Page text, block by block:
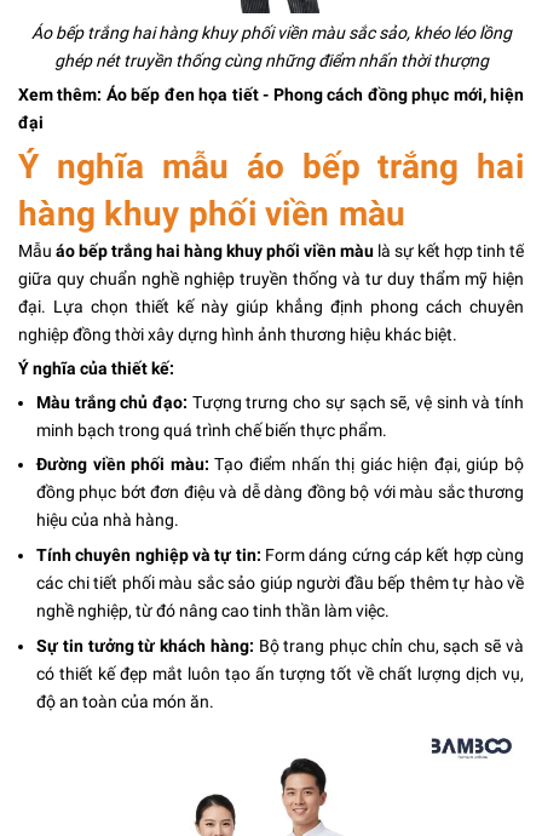
Áo bếp trắng hai hàng khuy phối viền màu sắc sảo, khéo léo lồng
ghép nét truyền thống cùng những điểm nhấn thời thượng
Xem thêm: Áo bếp đen họa tiết- Phong cách đồng phục mới, hiện
đại
Ý nghĩa mẫu áo bếp trắng hai
hàng khuy phối viền màu
Mẫu áo bếp trắng hai hàng khuy phối viền màu là sự kết hợp tinh tế
giữa quy chuẩn nghề nghiệp truyền thống và tư duy thẩm mỹ hiện
đại. Lựa chọn thiết kế này giúp khẳng định phong cách chuyên
nghiệp đồng thời xây dựng hình ảnh thương hiệu khác biệt.
Ý nghĩa của thiết kế:
Màu trắng chủ đạo: Tượng trưng cho sự sạch sẽ, vệ sinh và tính
minh bạch trong quá trình chế biến thực phẩm.
Đường viền phối màu:Tạo điểm nhấn thị giác hiện đại, giúp bộ
đồng phục bớt đơn điệu và dễ dàng đồng bộ với màu sắc thương
hiệu của nhà hàng.
Tính chuyên nghiệp và tự tin: Form dáng cứng cáp kết hợp cùng
các chi tiết phối màu sắc sảo giúp người đầu bếp thêm tự hào về
nghề nghiệp, từ đó nâng cao tinh thần làm việc.
Sự tin tưởng từ khách hàng: Bộ trang phục chỉn chu, sạch sẽ và
có thiết kế đẹp mắt luôn tạo ấn tượng tốt về chất lượng dịch vụ,
độ an toàn của món ăn.